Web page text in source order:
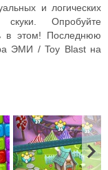
и логических
Опробуйте
в этом! Последнюю
ЭМИ / Toy Blast на